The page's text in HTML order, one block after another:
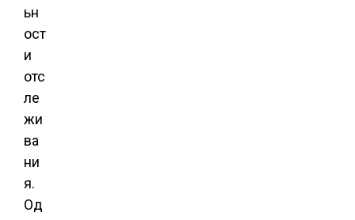
ьн
ост
и
отс
ле
жи
ва
ни
я.
Од